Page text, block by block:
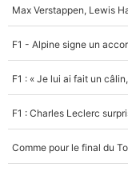
Un autre joueur
5%